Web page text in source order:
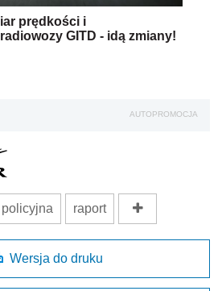
prędkości i
GITD - idą zmiany!
AUTOPROMOCJA
raport
Wersja do druku